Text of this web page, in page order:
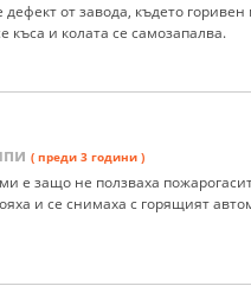
от завода, където
къса и колата се самозапалва.
( преди 3 години )
е защо не ползваха
и се снимаха с горящият